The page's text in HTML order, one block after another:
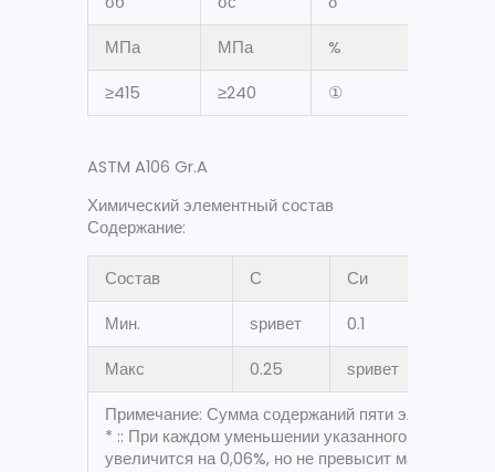
МПа МПа %
≥415 ≥240 ①
ASTM A106 Gr.A
Химический элементный состав
Содержание:
Состав С Си
Мин. ѕривет 0.1
Макс 0.25 ѕривет
Примечание: Сумма содержаний пяти элементов
* :: При каждом уменьшении указанного
увеличится на 0,06%, но не превысит максимум